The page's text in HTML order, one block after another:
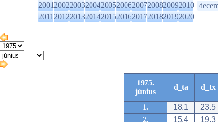
2001200220032004200520062007200820092010
2011201220132014201520162017201820192020
1975.
június
d_ta d_tx
1. 18.1
23.5
2.
15.4
19.3